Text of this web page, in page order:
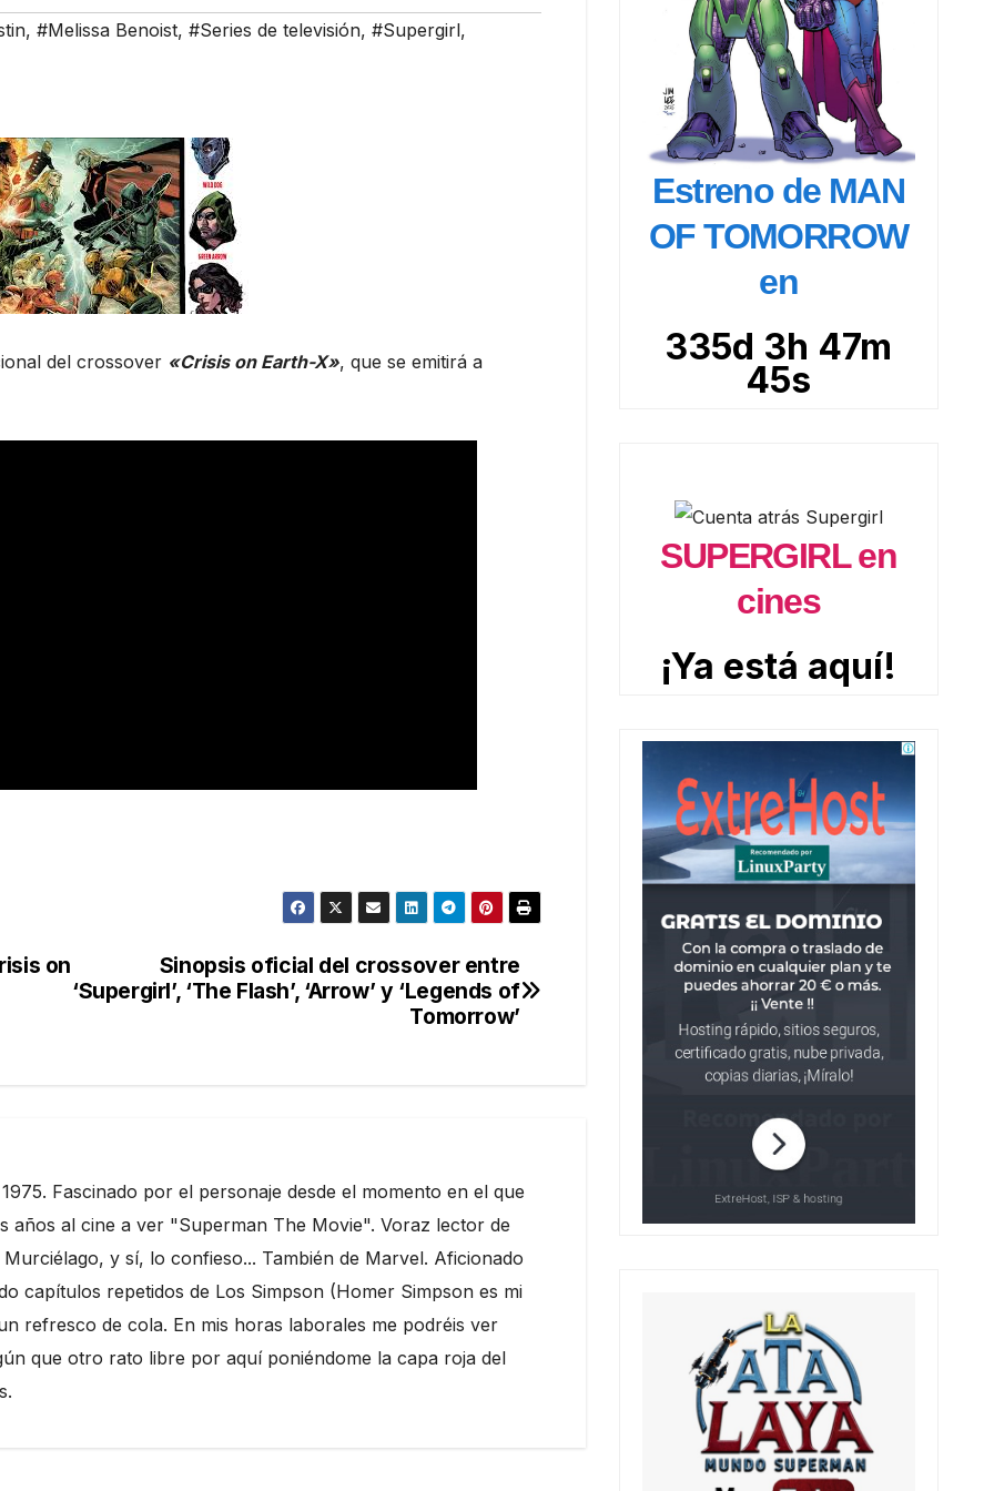
, #Melissa Benoist, #Series de televisión, #Supergirl,
del crossover «Crisis on Earth-X», que se emitirá a
Sinopsis oficial del crossover entre
‘Supergirl’, ‘The Flash’, ‘Arrow’ y ‘Legends of
Tomorrow’
on
Fascinado por el personaje desde el momento en el que
años al cine a ver "Superman The Movie". Voraz lector de
y sí, lo confieso... También de Marvel. Aficionado
capítulos repetidos de Los Simpson (Homer Simpson es mi
refresco de cola. En mis horas laborales me podréis ver
que otro rato libre por aquí poniéndome la capa roja del
Estreno de MAN
OF TOMORROW
en
335d 3h 47m
44s
SUPERGIRL en
cines
¡Ya está aquí!